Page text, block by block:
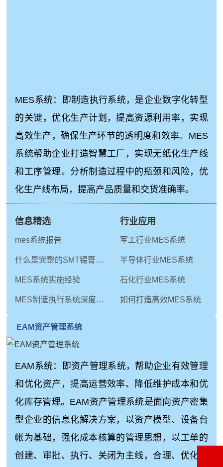
MES系统：即制造执行系统，是企业数字化转型
的关键，优化生产计划，提高资源利用率，实现
高效生产，确保生产环节的透明度和效率。MES
系统帮助企业打造智慧工厂，实现无纸化生产线
和工序管理。分析制造过程中的瓶颈和风险，优
化生产线布局，提高产品质量和交货准确率。
信息精选
mes系统报告
什么是完整的SMT锡膏印刷工艺
MES系统实施经验
MES制造执行系统深度解析：从技术内核到未来演进
行业应用
军工行业MES系统
半导体行业MES系统
石化行业MES系统
如何打造高效MES系统
EAM资产管理系统
EAM系统：即资产管理系统，帮助企业有效管理
和优化资产，提高运营效率、降低维护成本和优
化库存管理。EAM资产管理系统是面向资产密集
型企业的信息化解决方案，以资产模型、设备台
帐为基础，强化成本核算的管理思想，以工单的
创建、审批、执行、关闭为主线，合理、优化地